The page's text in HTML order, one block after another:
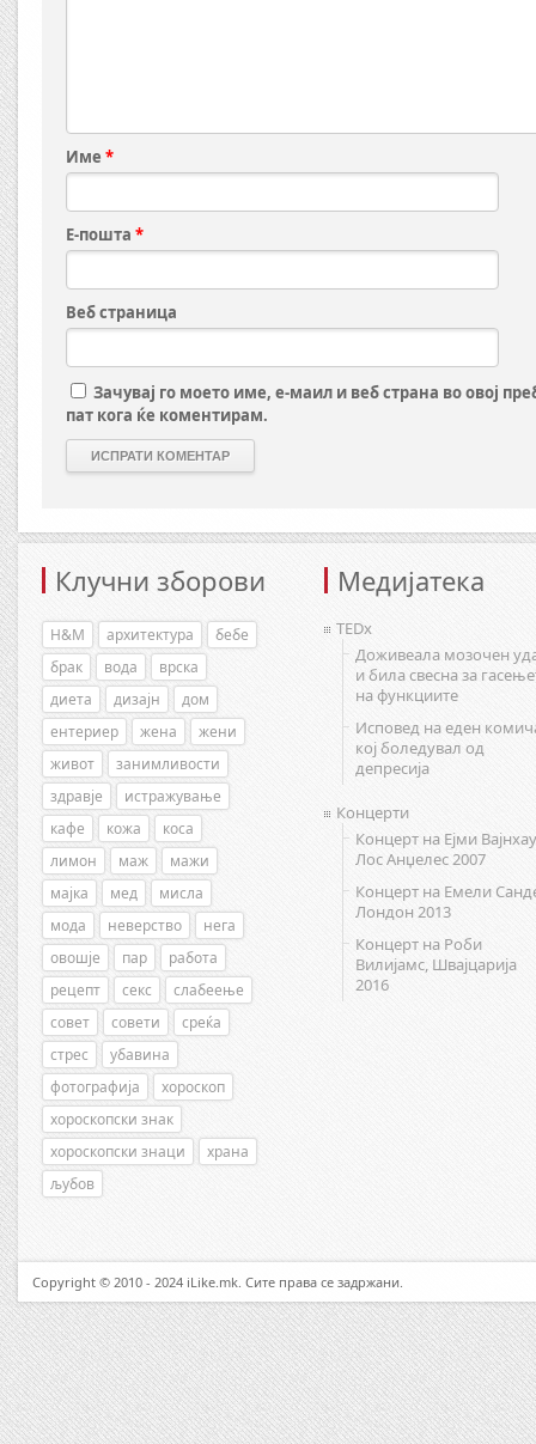
Име *
Е-пошта *
Веб страница
Зачувај го моето име, е-маил и веб страна во овој
пат кога ќе коментирам.
Клучни зборови
H&M архитектура
бебе
брак
вода
врска
диета
дизајн
дом
ентериер
жена
жени
живот
занимливости
здравје
истражување
кафе
кожа
коса
лимон
маж
мажи
мајка
мед
мисла
мода
неверство
нега
овошје
пар
работа
рецепт
секс
слабеење
совет
совети
среќа
стрес
убавина
фотографија
хороскоп
хороскопски знак
хороскопски знаци
храна
љубов
Медијатека
TEDx
Доживеала мозочен
и била свесна за
на функциите
Исповед на еден
кој боледувал од
депресија
Концерти
Концерт на Ејми
Лос Анџелес 2007
Концерт на Емели
Лондон 2013
Концерт на Роби
Вилијамс, Швајцарија
2016
Copyright © 2010 - 2024 iLike.mk. Сите права се задржани.